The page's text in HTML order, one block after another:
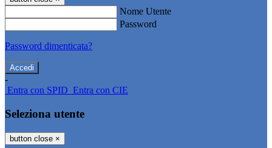
Nome Utente
Password
Password dimenticata?
-
Entra con SPID Entra con CIE
Seleziona utente
button close ×